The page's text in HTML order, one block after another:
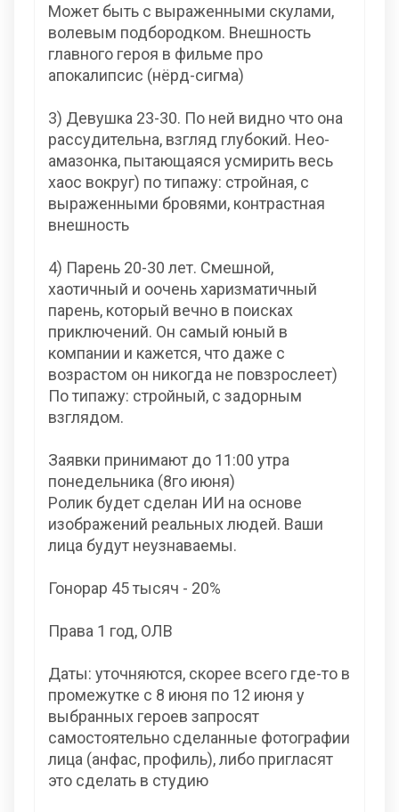
Может быть с выраженными скулами,
волевым подбородком. Внешность
главного героя в фильме про
апокалипсис (нёрд-сигма)
3) Девушка 23-30. По ней видно что она
рассудительна, взгляд глубокий. Нео-
амазонка, пытающаяся усмирить весь
хаос вокруг) по типажу: стройная, с
выраженными бровями, контрастная
внешность
4) Парень 20-30 лет. Смешной,
хаотичный и оочень харизматичный
парень, который вечно в поисках
приключений. Он самый юный в
компании и кажется, что даже с
возрастом он никогда не повзрослеет)
По типажу: стройный, с задорным
взглядом.
Заявки принимают до 11:00 утра
понедельника (8го июня)
Ролик будет сделан ИИ на основе
изображений реальных людей. Ваши
лица будут неузнаваемы.
Гонорар 45 тысяч - 20%
Права 1 год, ОЛВ
Даты: уточняются, скорее всего где-то в
промежутке с 8 июня по 12 июня у
выбранных героев запросят
самостоятельно сделанные фотографии
лица (анфас, профиль), либо пригласят
это сделать в студию